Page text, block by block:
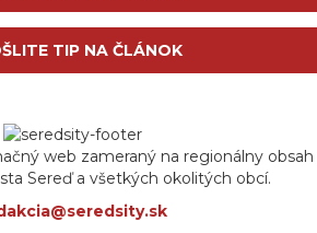
TIP NA ČLÁNOK
web zameraný na regionálny obsah
Sereď a všetkých okolitých obcí.